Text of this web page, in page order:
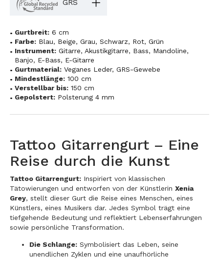
GRS
Gurtbreit: 6 cm
Farbe: Blau, Beige, Grau, Schwarz, Rot, Grün
Instrument: Gitarre, Akustikgitarre, Bass, Mandoline,
Banjo, E-Bass, E-Gitarre
Gurtmaterial: Veganes Leder, GRS-Gewebe
Mindestlänge: 100 cm
Verstellbar bis: 150 cm
Gepolstert: Polsterung 4 mm
Tattoo Gitarrengurt – Eine
Reise durch die Kunst
Tattoo Gitarrengurt: Inspiriert von klassischen
Tätowierungen und entworfen von der Künstlerin Xenia
Grey, stellt dieser Gurt die Reise eines Menschen, eines
Künstlers, eines Musikers dar. Jedes Symbol trägt eine
tiefgehende Bedeutung und reflektiert Lebenserfahrungen
sowie persönliche Transformation.
Die Schlange: Symbolisiert das Leben, seine
unendlichen Zyklen und eine unaufhörliche